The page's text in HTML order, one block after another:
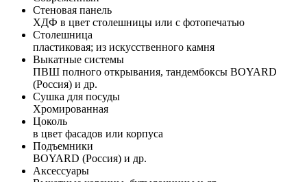
Стеновая панель
ХДФ в цвет столешницы или с фотопечатью
Столешница
пластиковая; из искусственного камня
Выкатные системы
ПВШ полного открывания, тандембоксы BOYARD
(Россия) и др.
Сушка для посуды
Хромированная
Цоколь
в цвет фасадов или корпуса
Подъемники
BOYARD (Россия) и др.
Аксессуары